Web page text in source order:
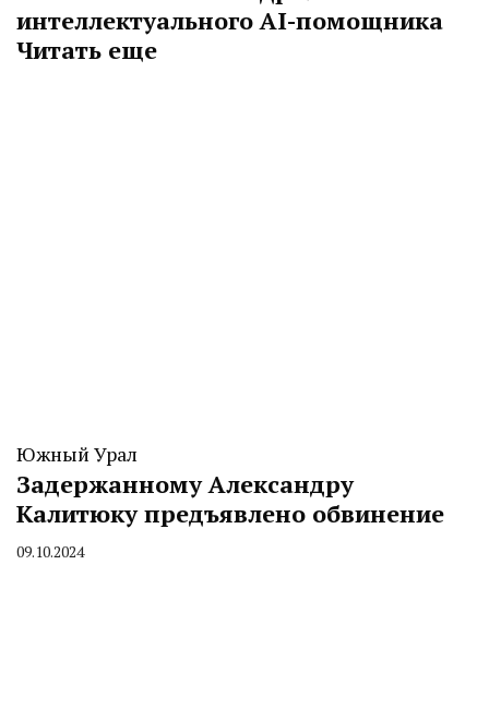
интеллектуального AI-помощника
Читать еще
Южный Урал
Задержанному Александру
Калитюку предъявлено обвинение
By
09.10.2024